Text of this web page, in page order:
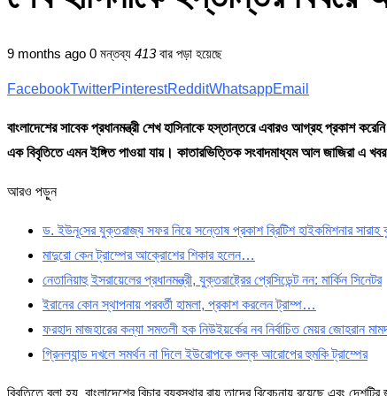
9 months ago 0 মন্তব্য 413বার পড়া হয়েছে
FacebookTwitterPinterestRedditWhatsappEmail
বাংলাদেশের সাবেক প্রধানমন্ত্রী শেখ হাসিনাকে হস্তান্তরে এবারও আগ্রহ প্রকাশ
এক বিবৃতিতে এমন ইঙ্গিত পাওয়া যায়। কাতারভিত্তিক সংবাদমাধ্যম আল জাজিরা এ
আরও পড়ুন
ড. ইউনূ‌সের যুক্তরাজ্য সফর নিয়ে সন্তোষ প্রকাশ ব্রিটিশ হাইকমিশনার সারাহ
মাদুরো কেন ট্রাম্পের আক্রোশের শিকার হলেন…
নেতানিয়াহু ইসরায়েলের প্রধানমন্ত্রী, যুক্তরাষ্ট্রের প্রেসিডেন্ট নন: মার্কিন সিনেটর
ইরানের কোন স্থাপনায় পরবর্তী হামলা, প্রকাশ করলেন ট্রাম্প…
ফরহাদ মাজহারের কন্যা সমতলী হক নিউইয়র্কের নব নির্বাচিত মেয়র জোহরান
গ্রিনল্যান্ড দখলে সমর্থন না দিলে ইউরোপকে শুল্ক আরোপের হুমকি ট্রাম্পের